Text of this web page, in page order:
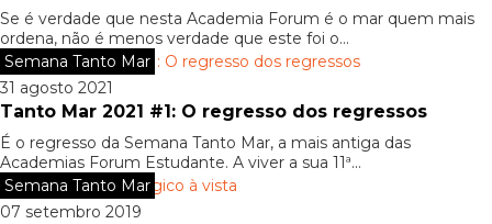
Se é verdade que nesta Academia Forum é o mar quem mais
ordena, não é menos verdade que este foi o...
Semana Tanto Mar
31 agosto 2021
Tanto Mar 2021 #1: O regresso dos regressos
É o regresso da Semana Tanto Mar, a mais antiga das
Academias Forum Estudante. A viver a sua 11ª...
Semana Tanto Mar
07 setembro 2019